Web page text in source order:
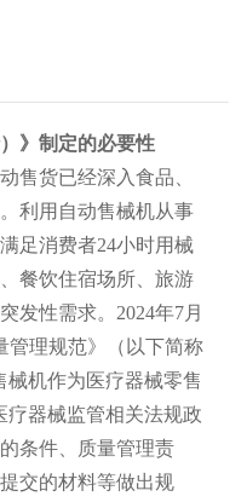
》制定的必要性
货已经深入食品、
利用自动售械机从事
足消费者24小时用械
餐饮住宿场所、旅游
发性需求。2024年7月
管理规范》（以下简称
械机作为医疗器械零售
疗器械监管相关法规政
条件、质量管理责
交的材料等做出规